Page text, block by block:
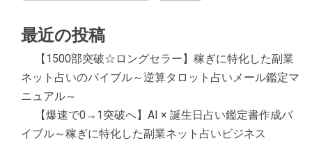
最近の投稿
【1500部突破☆ロングセラー】稼ぎに特化した副業
ネット占いのバイブル～逆算タロット占いメール鑑定マ
ニュアル～
【爆速で0→1突破へ】AI × 誕生日占い鑑定書作成バ
イブル～稼ぎに特化した副業ネット占いビジネス